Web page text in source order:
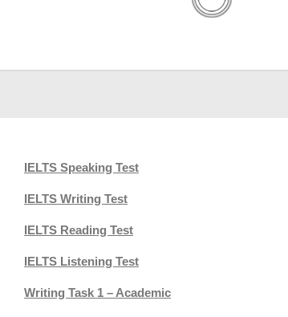
IELTS Speaking Test
IELTS Writing Test
IELTS Reading Test
IELTS Listening Test
Writing Task 1 – Academic